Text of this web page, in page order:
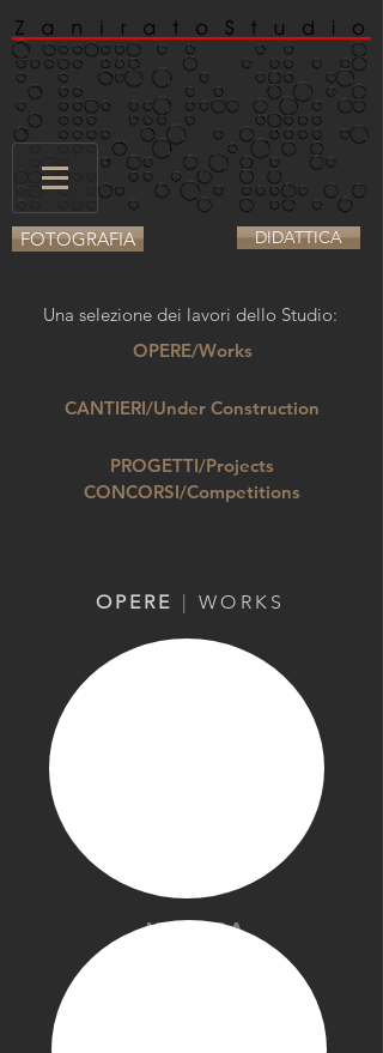
FOTOGRAFIA DIDATTICA
Una selezione dei lavori dello Studio:
OPERE/Works
PROGETTI/Projects
CONCORSI/Competitions
CANTIERI/Under Construction
OPERE | WORKS
Mostra